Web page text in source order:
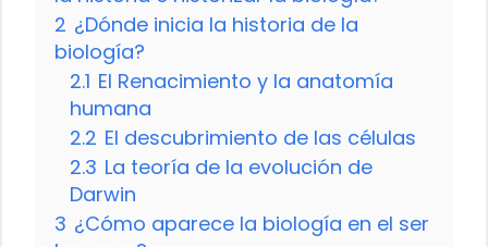
2 ¿Dónde inicia la historia de la
biología?
2.1 El Renacimiento y la anatomía
humana
2.2 El descubrimiento de las células
2.3 La teoría de la evolución de
Darwin
3 ¿Cómo aparece la biología en el ser